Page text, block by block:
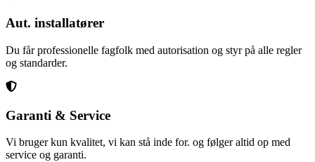
Aut. installatører
Du får professionelle fagfolk med autorisation og styr på alle regler
og standarder.
Garanti & Service
Vi bruger kun kvalitet, vi kan stå inde for. og følger altid op med
service og garanti.